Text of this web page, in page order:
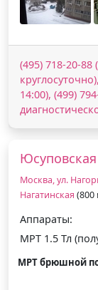
(495) 718-20-
14:00), (499)
Москва, ул.
Нагатинская (800
Аппараты:
МРТ 1.5 Тл
МРТ брюшной